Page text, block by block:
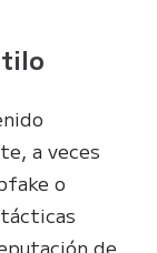
a veces
o
de